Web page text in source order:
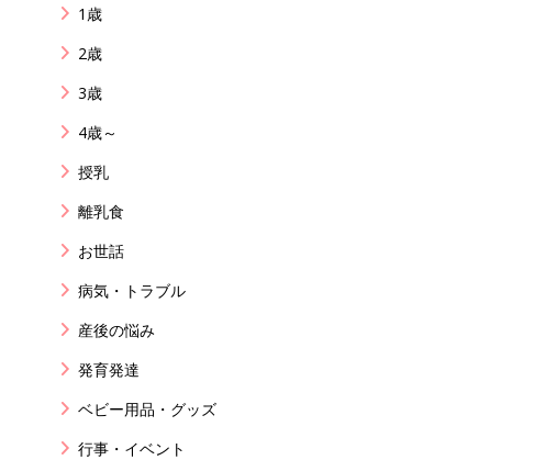
1歳
2歳
3歳
4歳～
授乳
離乳食
お世話
病気・トラブル
産後の悩み
発育発達
ベビー用品・グッズ
行事・イベント